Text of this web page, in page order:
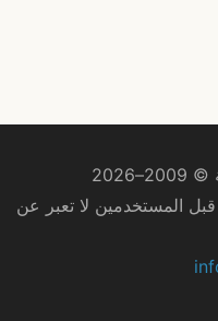
المستخدمين لا تعبر عن